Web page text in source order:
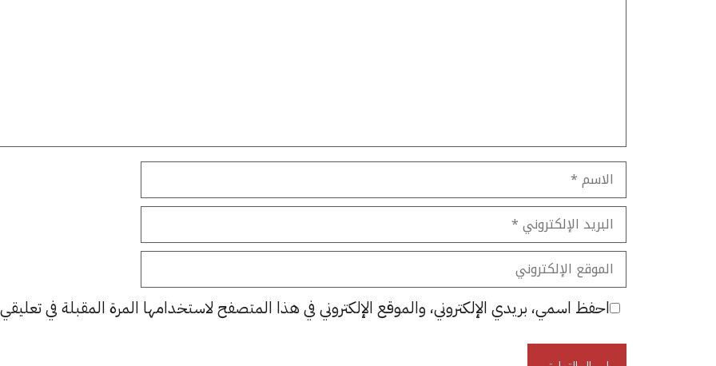
الاسم
البريد
الإلكتروني
الموقع
الإلكتروني
احفظ اسمي، بريدي الإلكتروني، والموقع الإلكتروني في هذا المتصفح لاستخدامها المرة المقبلة في